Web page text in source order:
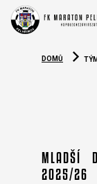
DOMŮ
MLADŠÍ
2025/26